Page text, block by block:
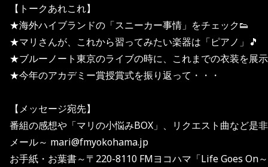
【トークあれこれ】
★海外ハイブランドの「スニーカー事情」をチェック👟
★マリさんが、これから習ってみたい楽器は「ピアノ」🎵
★ブルーノート東京のライブの時に、これまでの衣装を展
★今年のアカデミー賞授賞式を振り返って・・・
【メッセージ宛先】
番組の感想や「マリの小悩みBOX」、リクエスト曲など是
メール～ mari@fmyokohama.jp
お手紙・お葉書～〒220-8110 FMヨコハマ「Life Goes On